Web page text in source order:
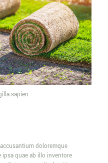
sapien
doloremque
ipsa quae ab illo inventore